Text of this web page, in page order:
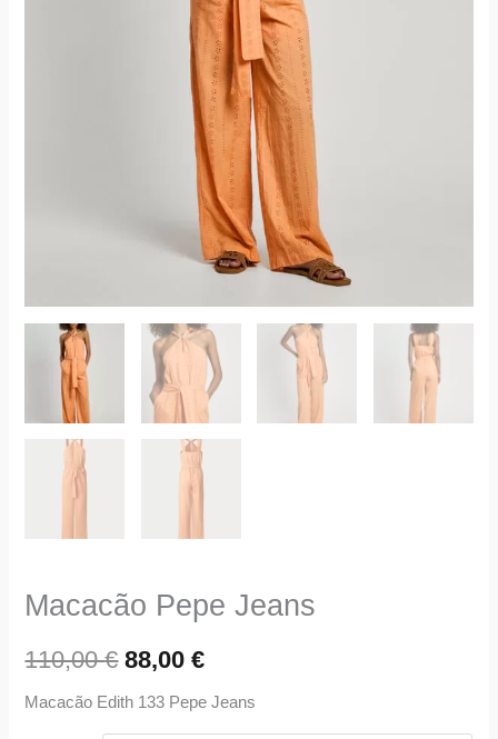
Macacão Pepe Jeans
110,00€ 88,00€
Macacão Edith 133 Pepe Jeans